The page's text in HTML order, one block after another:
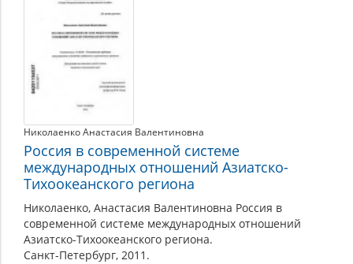
Николаенко Анастасия Валентиновна
Россия в современной системе
международных отношений Азиатско-
Тихоокеанского региона
Николаенко, Анастасия Валентиновна Россия в
современной системе международных отношений
Азиатско-Тихоокеанского региона.
Санкт-Петербург, 2011.